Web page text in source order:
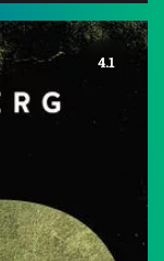
4.1